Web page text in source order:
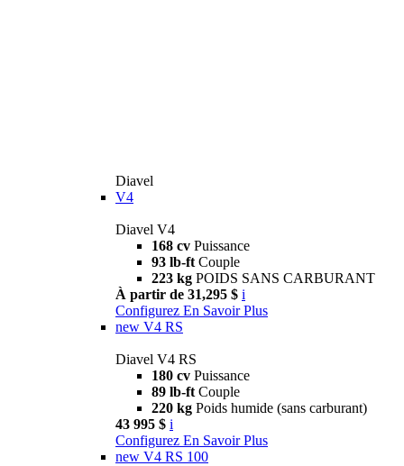
Diavel
V4
Diavel V4
168 cv Puissance
93 lb-ft Couple
223 kg POIDS SANS CARBURANT
À partir de 31,295 $ i
Configurez En Savoir Plus
new V4 RS
Diavel V4 RS
180 cv Puissance
89 lb-ft Couple
220 kg Poids humide (sans carburant)
43 995 $ i
Configurez En Savoir Plus
new V4 RS 100